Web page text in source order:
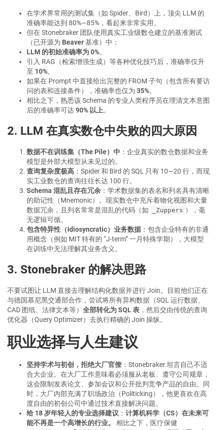
在学术界常用的测试集（如 Spider、Bird）上，顶尖 LLM 的
准确率能达到 80%—85%，看起来非常实用。
但在 Stonebraker 团队使用真实工业级数仓建立的基准测试
（已开源为 Beaver基准）中：
LLM 的初始准确率为 0%。
引入 RAG（检索增强生成）等各种优化技巧后，准确率仅升
至 10%。
如果在 Prompt 中直接给出完整的 FROM 子句（包含所有要访
问的表和连接条件），准确率也仅为 35%。
相比之下，熟悉该 Schema 的专业人类程序员在理清文本意图
后的准确率可达 90% 以上。
2. LLM 在真实数仓中失败的四大原因
数据不在训练集（The Pile）中 ：企业真实的数仓数据和业务
模型是外部大模型从未见过的。
查询复杂度极高 ：Spider 和 Bird 的 SQL 只有 10—20 行，而现
实工业数仓的查询往往长达 100 行。
Schema 混乱且存在冗余 ：学术数据集的表名和列名具有清晰
的助记性（Mnemonic）。现实数仓中充斥着物化视图和大量
数据冗余，且列名常常是混乱的代码（如
_Zuppers ），毫
无逻辑可循。
包含特异性（Idiosyncratic）业务数据 ：包含企业特有的非通
用概念（例如 MIT 特有的 “J-term” 一月特殊学期），大模型
在训练中无法理解其业务含义。
3. Stonebraker 的解决思路
不要试图让 LLM 直接去理解结构化数据并进行 Join。目前他们正在
与德国慕尼黑交通部合作，尝试将所有异构数据（SQL 运行数据、
CAD 图纸、法律文本等） 全部转化为 SQL 表 ，然后交由传统的查询
优化器（Query Optimizer）去执行精确的 Join 操纵。
职业选择与人生建议
坚持学术与初创，拒绝大厂官僚 ：Stonebraker 坦言自己不适
合大企业。在大厂工作意味着必须服从老板、遵守公司规章，
这会限制发表论文、参加会议和公开批判竞争产品的自由。同
时，大厂内部充满了职场政治（Politicking），他更喜欢在高
度自由的初创公司中通过技术直接解决问题。
给 18 岁年轻人的专业选择建议 ： 计算机科学（CS）在未来可
能不再是一个高增长的行业。
相比之下，医疗保健